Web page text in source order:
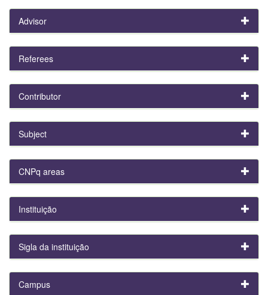
Advisor
Referees
Contributor
Subject
CNPq areas
Instituição
Sigla da instituição
Campus